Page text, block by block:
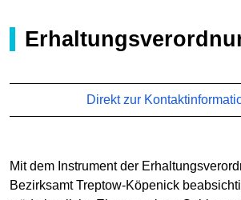
Direkt zur
Mit dem Instrument der
Bezirksamt Treptow-Köpenick